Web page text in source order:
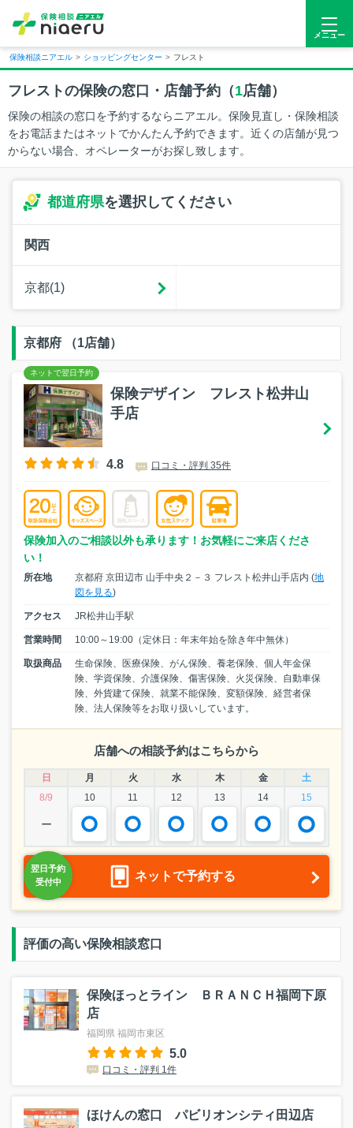
メニュー
保険相談ニアエル > ショッピングセンター > フレスト
フレストの保険の窓口・店舗予約（1店舗）
保険の相談の窓口を予約するならニアエル。保険見直し・保険相談
をお電話またはネットでかんたん予約できます。近くの店舗が見つ
からない場合、オペレーターがお探し致します。
都道府県を選択してください
関西
京都(1)
京都府 （1店舗）
保険デザイン フレスト松井山
手店
4.8 口コミ・評判 35件
保険加入のご相談以外も承ります！お気軽にご来店くださ
い！
所在地 京都府 京田辺市 山手中央２－３ フレスト松井山手店内 (地
図を見る)
アクセス JR松井山手駅
営業時間 10:00～19:00（定休日：年末年始を除き年中無休）
取扱商品
生命保険、医療保険、がん保険、養老保険、個人年金保
険、学資保険、介護保険、傷害保険、火災保険、自動車保
険、外貨建て保険、就業不能保険、変額保険、経営者保
険、法人保険等をお取り扱いしています。
店舗への相談予約はこちらから
日 月 火 水 木 金
土
8/9
10 11 12 13 14 15
ー
ネットで予約する
評価の高い保険相談窓口
保険ほっとライン ＢＲＡＮＣＨ福岡下原
店
福岡県 福岡市東区
5.0
口コミ・評判 1件
ほけんの窓口 パビリオンシティ田辺店